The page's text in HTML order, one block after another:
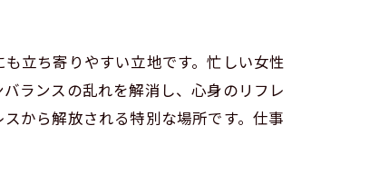
立ち寄りやすい立地です。忙しい女性
ランスの乱れを解消し、心身のリフレ
から解放される特別な場所です。仕事